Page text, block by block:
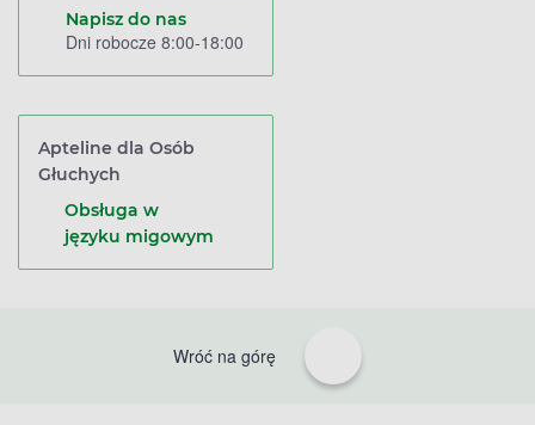
Napisz do nas
Dni robocze 8:00-18:00
Apteline dla Osób
Głuchych
Obsługa w
języku migowym
Wróć na górę